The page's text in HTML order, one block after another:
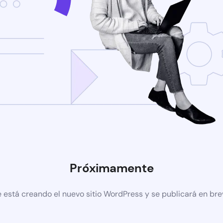
Próximamente
está creando el nuevo sitio WordPress y se publicará en